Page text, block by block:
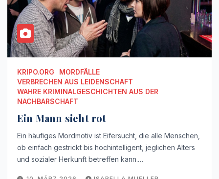
KRIPO.ORG
MORDFÄLLE
VERBRECHEN AUS LEIDENSCHAFT
WAHRE KRIMINALGESCHICHTEN AUS DER
NACHBARSCHAFT
Ein Mann sieht rot
Ein häufiges Mordmotiv ist Eifersucht, die alle Menschen,
ob einfach gestrickt bis hochintelligent, jeglichen Alters
und sozialer Herkunft betreffen kann.…